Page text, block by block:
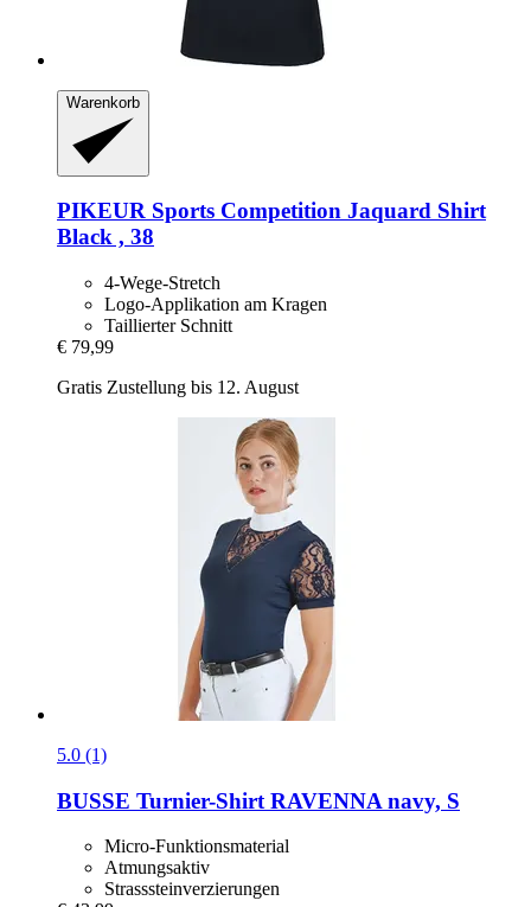
Warenkorb
PIKEUR Sports Competition Jaquard Shirt
Black , 38
4-Wege-Stretch
Logo-Applikation am Kragen
Taillierter Schnitt
€ 79,99
Gratis Zustellung bis 12. August
5.0 (1)
BUSSE Turnier-​Shirt RAVENNA navy, S
Micro-Funktionsmaterial
Atmungsaktiv
Strasssteinverzierungen